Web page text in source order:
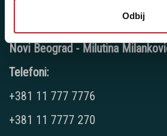
Odbij
Novi Beograd - Milutina
Telefoni:
+381 11 777 7776
+381 11 7777 270